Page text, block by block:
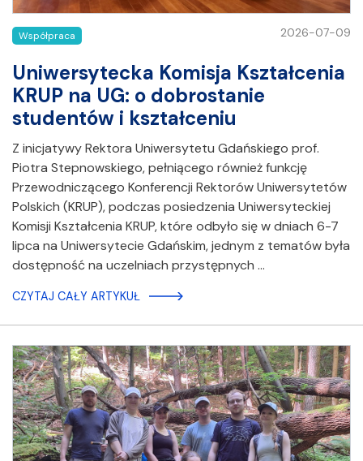
Współpraca 2026-07-09
Uniwersytecka Komisja Kształcenia
KRUP na UG: o dobrostanie
studentów i kształceniu
Z inicjatywy Rektora Uniwersytetu Gdańskiego prof.
Piotra Stepnowskiego, pełniącego również funkcję
Przewodniczącego Konferencji Rektorów Uniwersytetów
Polskich (KRUP), podczas posiedzenia Uniwersyteckiej
Komisji Kształcenia KRUP, które odbyło się w dniach 6-7
lipca na Uniwersytecie Gdańskim, jednym z tematów była
dostępność na uczelniach przystępnych …
CZYTAJ CAŁY ARTYKUŁ